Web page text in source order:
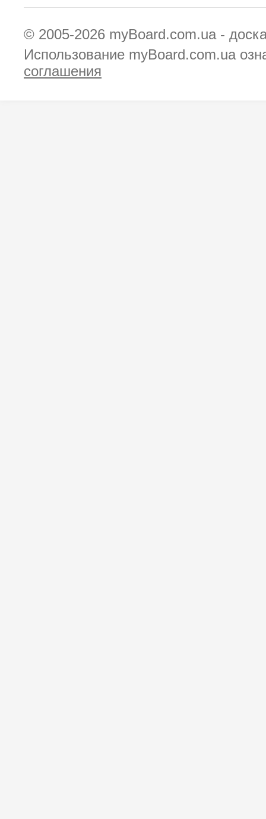
© 2005-2026 myBoard.com.ua -
Использование myBoard.com.ua
соглашения